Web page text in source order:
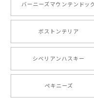
りまして、元気な時の
ました。ありがとうご
2024/05/
バーニーズマウンテンドッ
ボストンテリア
シベリアンハスキー
ペキニーズ